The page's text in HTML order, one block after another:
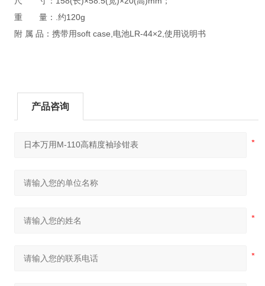
重 量：.约120g
附 属 品：携带用soft case,电池LR-44×2,使用说明书
产品咨询